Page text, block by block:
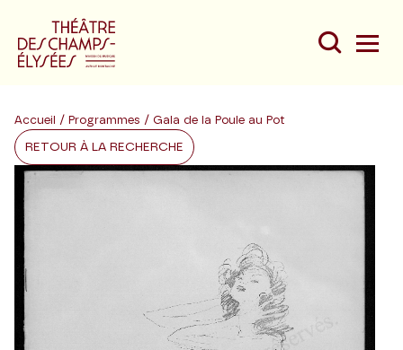
Du
Accueil / Programmes / Gala de la Poule au Pot
RETOUR À LA RECHERCHE